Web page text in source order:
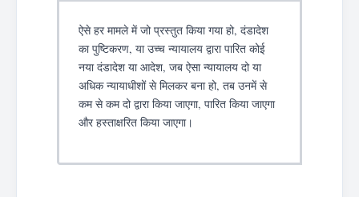
ऐसे हर मामले में जो प्रस्तुत किया गया हो, दंडादेश
का पुष्टिकरण, या उच्च न्यायालय द्वारा पारित कोई
नया दंडादेश या आदेश, जब ऐसा न्यायालय दो या
अधिक न्यायाधीशों से मिलकर बना हो, तब उनमें से
कम से कम दो द्वारा किया जाएगा, पारित किया जाएगा
और हस्ताक्षरित किया जाएगा।